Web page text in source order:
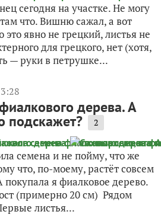
сегодня на участке. Не могу
что. Вишню сажал, а вот
явно не грецкий, листья не
для грецкого, нет (хотя,
— руки в петрушке...
дерева. А
подскажет? 2
семена и не пойму, что же
что, по-моему, растёт совсем
покупала я фиалковое дерево.
(примерно 20 см) Рядом
листья...